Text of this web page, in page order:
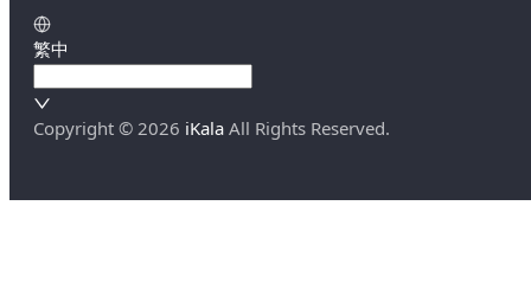
繁中
Copyright © 2026 iKala All Rights Reserved.